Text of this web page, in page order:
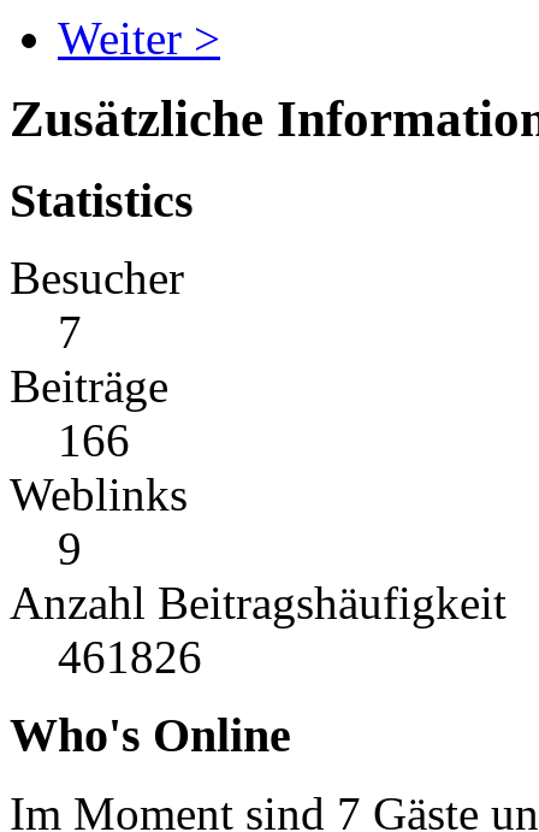
Weiter >
Zusätzliche
Statistics
Besucher
7
Beiträge
166
Weblinks
9
Anzahl Beitragshäufigkeit
461826
Who's Online
Im Moment sind 7 Gäste